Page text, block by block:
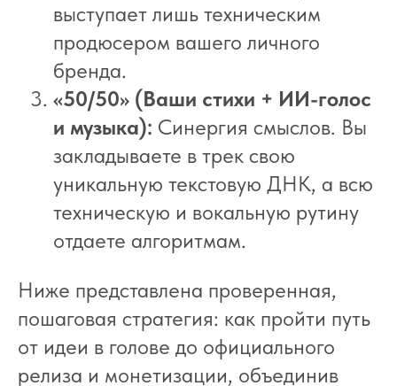
выступает лишь техническим
продюсером вашего личного
бренда.
«50/50» (Ваши стихи + ИИ-голос
и музыка): Синергия смыслов. Вы
закладываете в трек свою
уникальную текстовую ДНК, а всю
техническую и вокальную рутину
отдаете алгоритмам.
Ниже представлена проверенная,
пошаговая стратегия: как пройти путь
от идеи в голове до официального
релиза и монетизации, объединив